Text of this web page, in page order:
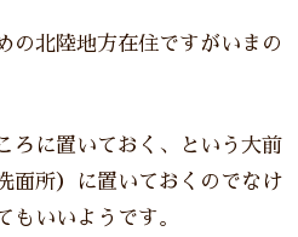
の北陸地方在住ですがいまの
ろに置いておく、という大前
面所）に置いておくのでなけ
もいいようです。